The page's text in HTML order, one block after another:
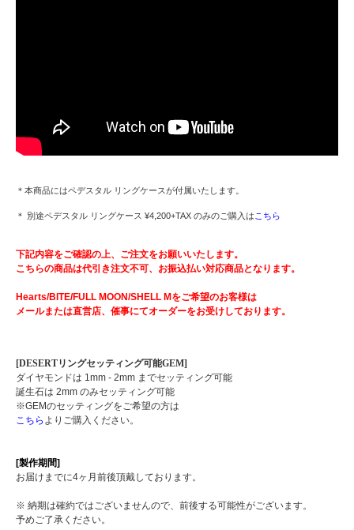
＊本商品にはペデスタル リングケースが付属いたします。
＊ 別途ペデスタル リングケース ¥4,200+TAX のみのご購入は こちら
下記内容をご確認の上、ご注文をお願いいたします。
こちらの商品は代引き注文不可、お振込払い対応商品となります。
Hearts/BITE/FULL MOON/SHELL Mをご希望のお客様は
メールまたは直営店、催事にてオーダーをお受けしております。
[DESERTリングセッティング可能GEM]
ダイヤモンドは 1mm - 2mm までセッティング可能
誕生石は 2mm のみセッティング可能
※GEMのセッティングをご希望の方は
こちら よりご購入ください。
[製作期間]
お届けまでに4ヶ月前後頂戴しております。
※ 納期は確約ではございませんので、前後する可能性がございます。
予めご了承ください。